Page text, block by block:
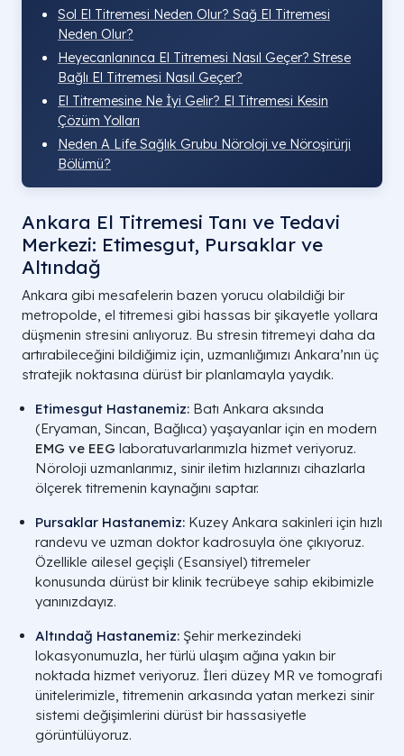
Sol El Titremesi Neden Olur? Sağ El Titremesi
Neden Olur?
Heyecanlanınca El Titremesi Nasıl Geçer? Strese
Bağlı El Titremesi Nasıl Geçer?
El Titremesine Ne İyi Gelir? El Titremesi Kesin
Çözüm Yolları
Neden A Life Sağlık Grubu Nöroloji ve Nöroşirürji
Bölümü?
Ankara El Titremesi Tanı ve Tedavi
Merkezi: Etimesgut, Pursaklar ve
Altındağ
Ankara gibi mesafelerin bazen yorucu olabildiği bir
metropolde, el titremesi gibi hassas bir şikayetle yollara
düşmenin stresini anlıyoruz. Bu stresin titremeyi daha da
artırabileceğini bildiğimiz için, uzmanlığımızı Ankara’nın üç
stratejik noktasına dürüst bir planlamayla yaydık.
Etimesgut Hastanemiz: Batı Ankara aksında
(Eryaman, Sincan, Bağlıca) yaşayanlar için en modern
EMG ve EEG laboratuvarlarımızla hizmet veriyoruz.
Nöroloji uzmanlarımız, sinir iletim hızlarınızı cihazlarla
ölçerek titremenin kaynağını saptar.
Pursaklar Hastanemiz: Kuzey Ankara sakinleri için hızlı
randevu ve uzman doktor kadrosuyla öne çıkıyoruz.
Özellikle ailesel geçişli (Esansiyel) titremeler
konusunda dürüst bir klinik tecrübeye sahip ekibimizle
yanınızdayız.
Altındağ Hastanemiz: Şehir merkezindeki
lokasyonumuzla, her türlü ulaşım ağına yakın bir
noktada hizmet veriyoruz. İleri düzey MR ve tomografi
ünitelerimizle, titremenin arkasında yatan merkezi sinir
sistemi değişimlerini dürüst bir hassasiyetle
görüntülüyoruz.